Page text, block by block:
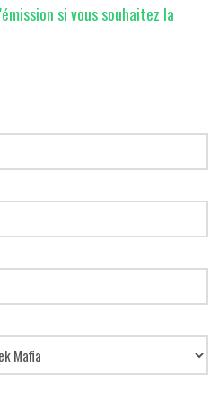
si vous souhaitez la